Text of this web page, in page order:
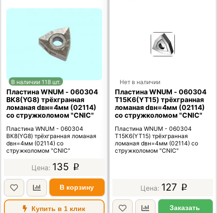
В наличии 118 шт.
Пластина WNUM - 060304
ВК8(YG8) трёхгранная
ломаная dвн=4мм (02114)
со стружколомом "CNIC"
Пластина WNUM - 060304
ВК8(YG8) трёхгранная ломаная
dвн=4мм (02114) со
стружколомом "CNIC"
135 p
В корзину
Купить в 1 клик
Нет в наличии
Пластина WNUM - 060304
Т15К6(YT15) трёхгранная
ломаная dвн=4мм (02114)
со стружколомом "CNIC"
Пластина WNUM - 060304
Т15К6(YT15) трёхгранная
ломаная dвн=4мм (02114) со
стружколомом "CNIC"
127 p
Заказать